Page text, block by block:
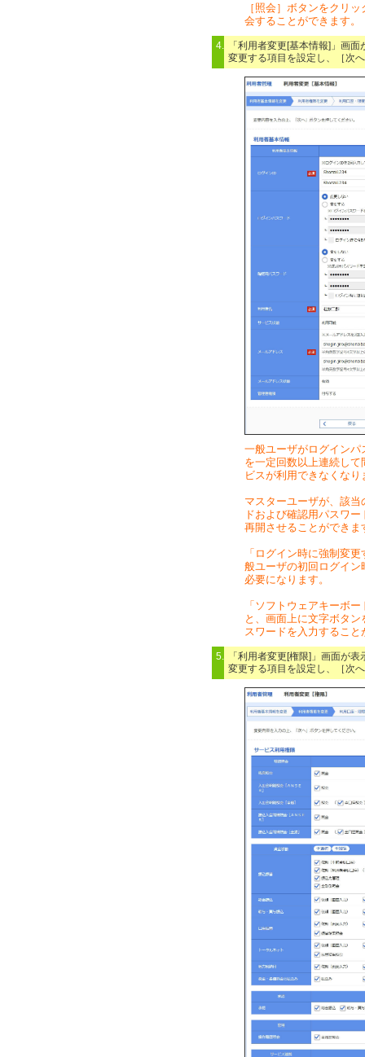
［照会］ボタンをクリ
会することができます。
4.
「利用者変更[基本情報]」画
変更する項目を設定し、［次
一般ユーザがログイン
を一定回数以上連続し
ビスが利用できなくなり
マスターユーザが、該
ドおよび確認用パスワ
再開させることができま
「ログイン時に強制変
般ユーザの初回ログイ
必要になります。
「ソフトウェアキーボ
と、画面上に文字ボタ
スワードを入力すること
5.
「利用者変更[権限]」画面が表
変更する項目を設定し、［次